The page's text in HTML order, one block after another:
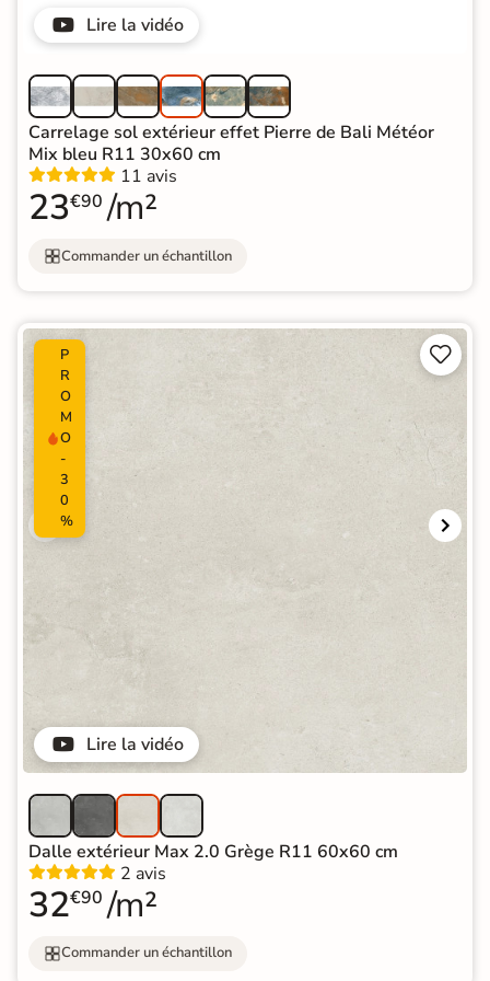
Lire la vidéo
Carrelage sol extérieur effet Pierre de Bali Météor
Mix bleu R11 30x60 cm
11 avis
23€90 /m²
Commander un échantillon
Lire la vidéo
P
R
O
M
O
-
3
0
%


Dalle extérieur Max 2.0 Grège R11 60x60 cm
2 avis
32€90 /m²
Commander un échantillon